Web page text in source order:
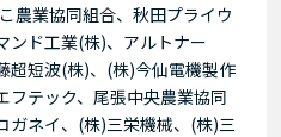
農業協同組合、秋田プライウ
ンド工業(株)、アルトナー
超短波(株)、(株)今仙電機製作
フテック、尾張中央農業協同
ガネイ、(株)三栄機械、(株)三